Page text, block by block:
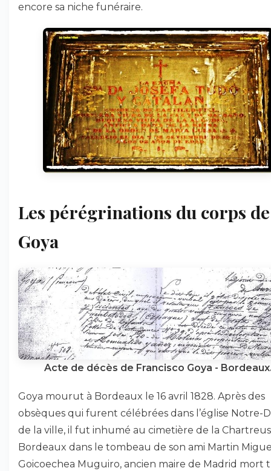
encore sa niche funéraire.
Les pérégrinations du corps de
Goya
Acte de décès de Francisco Goya -
Goya mourut à Bordeaux le 16 avril 1828. Après des
obsèques qui furent célébrées dans l’église Notre-
de la ville, il fut inhumé au cimetière de la
Bordeaux dans le tombeau de son ami Martin
Goicoechea Muguiro, ancien maire de Madrid mort